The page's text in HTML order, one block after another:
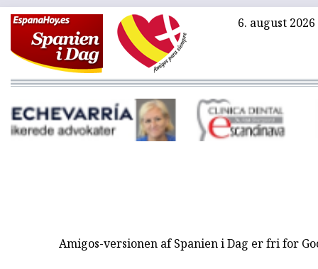
6. august 2026
Amigos-versionen af Spanien i Dag er fri for